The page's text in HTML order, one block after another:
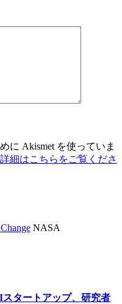
に Akismet を使っていま
細はこちらをご覧くださ
NASA
タートアップ、研究者